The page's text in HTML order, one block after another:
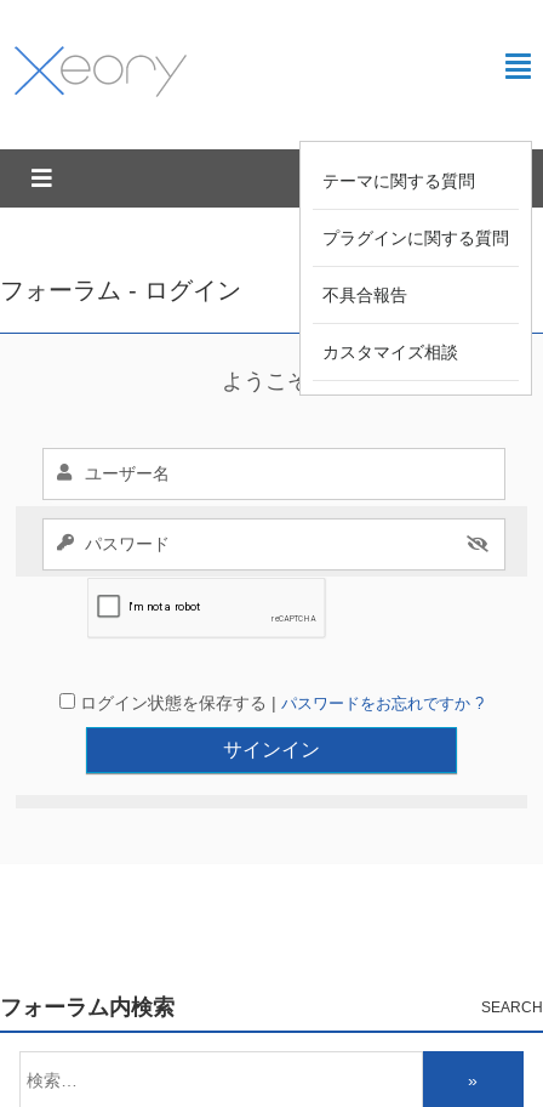
テーマに関する質問
プラグインに関する質問
不具合報告
カスタマイズ相談
フォーラム - ログイン
ようこそ !
ログイン状態を保存する | パスワードをお忘れですか ?
フォーラム内検索